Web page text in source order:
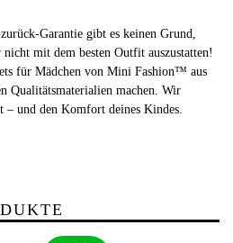
Garantie gibt es keinen Grund,
mit dem besten Outfit auszustatten!
für Mädchen von Mini Fashion™ aus
Qualitätsmaterialien machen. Wir
– und den Komfort deines Kindes.